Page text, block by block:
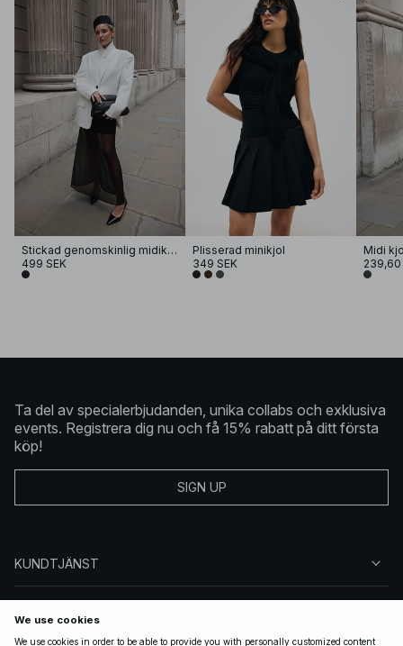
Stickad genomskinlig midikjol
499 SEK
Plisserad minikjol
349 SEK
Midi
239,60
Ta del av specialerbjudanden, unika collabs och exklusiva
events. Registrera dig nu och få 15% rabatt på ditt första
köp!
SIGN UP
KUNDTJÄNST